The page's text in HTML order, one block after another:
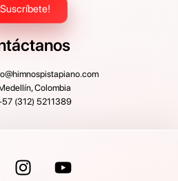
Colombia
(312) 5211389